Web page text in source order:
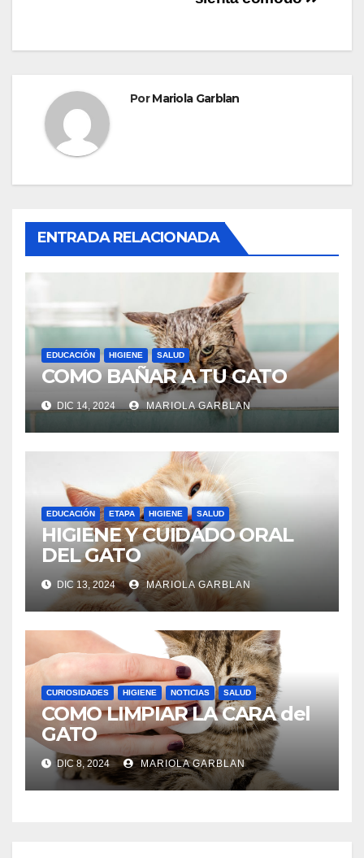
PorMariola Garblan
ENTRADA RELACIONADA
EDUCACIÓN HIGIENE SALUD
COMO BAÑAR A TU GATO
DIC 14, 2024 MARIOLA GARBLAN
EDUCACIÓN ETAPA HIGIENE SALUD
HIGIENE Y CUIDADO ORAL
DEL GATO
DIC 13, 2024 MARIOLA GARBLAN
CURIOSIDADES HIGIENE NOTICIAS SALUD
COMO LIMPIAR LA CARA del
GATO
DIC 8, 2024 MARIOLA GARBLAN